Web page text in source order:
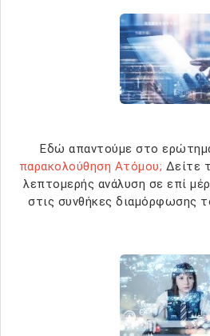
Εδώ απαντούμε στο
παρακολούθηση Ατόμου; Δείτε
λεπτομερής ανάλυση σε επί
στις συνθήκες διαμόρφωσης